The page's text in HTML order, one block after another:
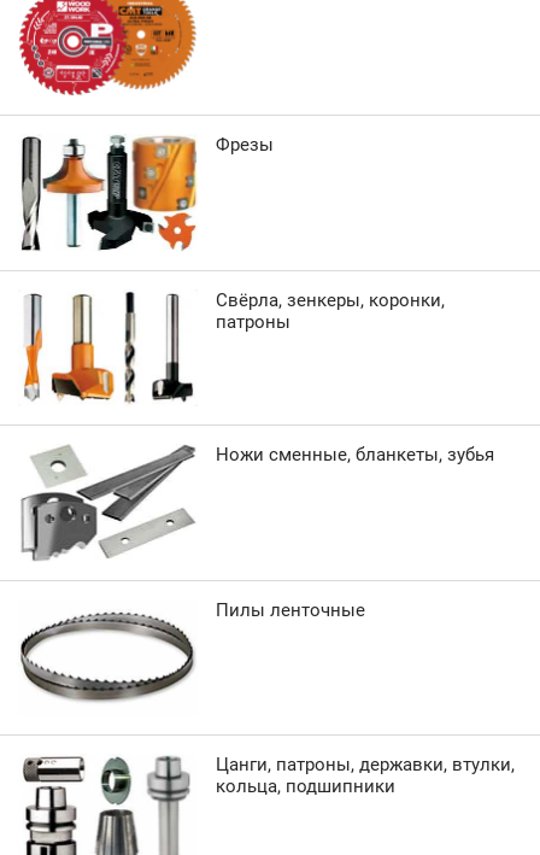
Фрезы
Свёрла, зенкеры, коронки,
патроны
Ножи сменные, бланкеты, зубья
Пилы ленточные
Цанги, патроны, державки, втулки,
кольца, подшипники